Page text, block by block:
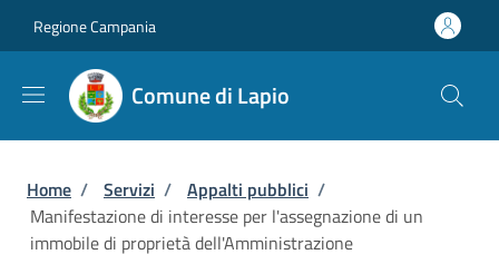
Regione Campania
Comune di Lapio
Briciole di pane
Home / Servizi / Appalti pubblici /
Manifestazione di interesse per l'assegnazione di un
immobile di proprietà dell'Amministrazione